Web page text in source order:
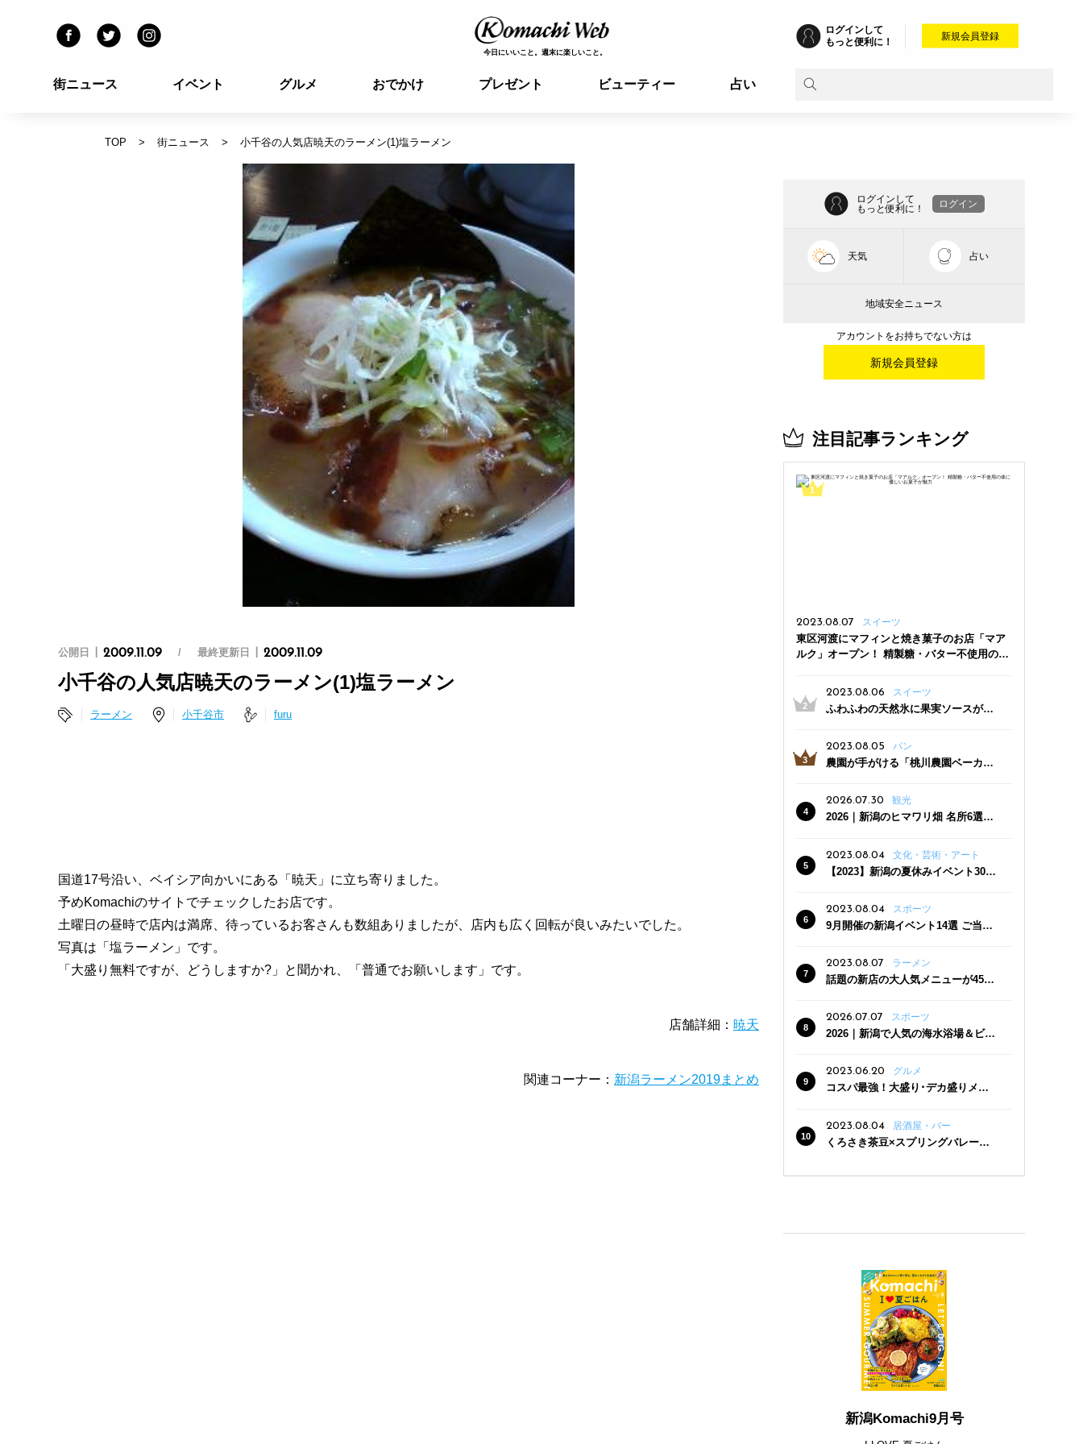
今日にいいこと。週末に楽しいこと。
ログインして
もっと便利に！
新規会員登録
街ニュース イベント グルメ おでかけ プレゼント ビューティー 占い
TOP 街ニュース 小千谷の人気店暁天のラーメン(1)塩ラーメン
公開日 2009.11.09 最終更新日 2009.11.09
小千谷の人気店暁天のラーメン(1)塩ラーメン
ラーメン 小千谷市 furu
国道17号沿い、ベイシア向かいにある「暁天」に立ち寄りました。
予めKomachiのサイトでチェックしたお店です。
土曜日の昼時で店内は満席、待っているお客さんも数組ありましたが、店内も広く回転が良いみたいでした。
写真は「塩ラーメン」です。
「大盛り無料ですが、どうしますか?」と聞かれ、「普通でお願いします」です。
店舗詳細： 暁天
関連コーナー： 新潟ラーメン2019まとめ
ログインして
もっと便利に！
ログイン
天気 占い
地域安全ニュース
アカウントをお持ちでない方は
新規会員登録
注目記事ランキング
2023.08.07 スイーツ
東区河渡にマフィンと焼き菓子のお店「マア
ルク」オープン！ 精製糖・バター不使用の体
2023.08.06
スイーツ
ふわふわの天然氷に果実ソースがた
三条駅近くにオープン
2023.08.05 パン
農園が手がける「桃川農園ベーカリ
った焼きたてパンのほか、ジェラー
トやスムージーも
2026.07.30 観光
2026｜新潟のヒマワリ畑 名所6選
2023.08.04
文化・芸術・アート
【2023】新潟の夏休みイベント30
2023.08.04
スポーツ
9月開催の新潟イベント14選 ご当地
2023.08.07 ラーメン
話題の新店の大人気メニューが450
クーポン登場
2026.07.07 スポーツ
2026｜新潟で人気の海水浴場＆ビー
2023.06.20
グルメ
コスパ最強！大盛り･デカ盛りメニ
2023.08.04
居酒屋・バー
くろさき茶豆×スプリングバレー豊
新潟Komachi9月号